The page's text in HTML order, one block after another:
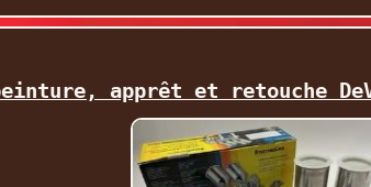
apprêt et retouche